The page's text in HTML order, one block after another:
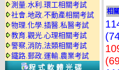
測量.水利.環工相關考試
社會.地政.不動產相關考試
物理.化學.插醫.私醫考試
教育.觀光.心理相關考試
警察,消防,法類相關考試
鐵路.郵政.運輸.農業考試
程式軟體光碟
相